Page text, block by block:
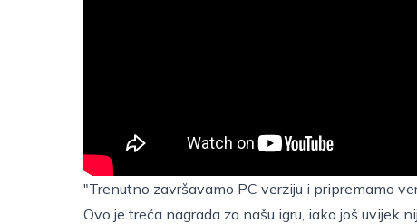
"Trenutno završavamo PC verziju i pripremamo
Ovo je treća nagrada za našu igru, iako još uvijek